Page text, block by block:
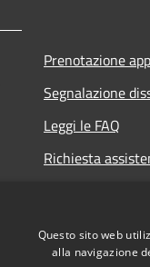
Prenotazione
Segnalazione
Leggi le FAQ
Richiesta
Questo sito web
alla navigazione